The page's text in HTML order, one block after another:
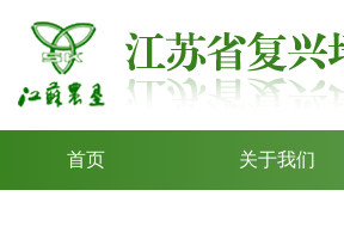
首页 关于我们